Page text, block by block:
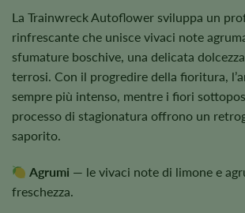
La Trainwreck Autoflower sviluppa un
rinfrescante che unisce vivaci note
sfumature boschive, una delicata
terrosi. Con il progredire della fioritura,
sempre più intenso, mentre i fiori
processo di stagionatura offrono un
saporito.
Agrumi — le vivaci note di limone e
freschezza.